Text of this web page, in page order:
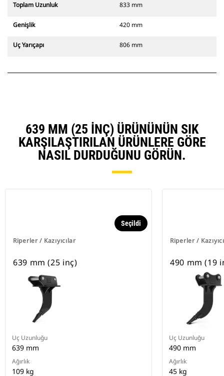
Toplam Uzunluk 833 mm
Genişlik 420 mm
Uç Yarıçapı 806 mm
639 MM (25 INÇ) ÜRÜNÜNÜN SIK
KARŞILAŞTIRILAN ÜRÜNLERE GÖRE
NASIL DURDUĞUNU GÖRÜN.
Riperler / Kazıyıcılar
Seçildi
639 mm (25 inç)
Uç Uzunluğu
639 mm
Ağırlık
109 kg
Riperler /
490 mm (19
Uç Uzunluğu
490 mm
Ağırlık
45 kg